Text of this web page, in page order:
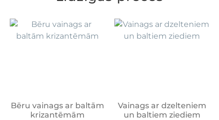
Bēru vainags ar baltām
krizantēmām
Vainags ar dzelteniem
un baltiem ziediem